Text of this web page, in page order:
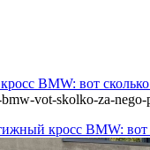
BMW: вот сколько
vot-skolko-za-nego-
кросс BMW: вот